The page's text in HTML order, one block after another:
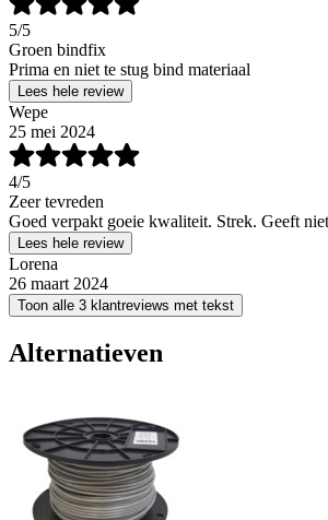
5/5
Groen bindfix
Prima en niet te stug bind materiaal
Lees hele review
Wepe
25 mei 2024
4/5
Zeer tevreden
Goed verpakt goeie kwaliteit. Strek. Geeft
Lees hele review
Lorena
26 maart 2024
Toon alle 3 klantreviews met tekst
Alternatieven